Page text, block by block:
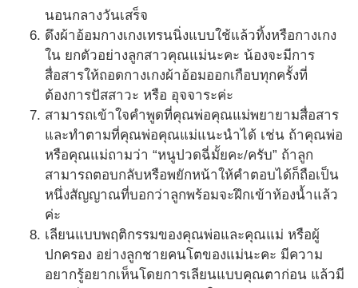
นอนกลางวันเสร็จ
ดึงผ้าอ้อมกางเกงเทรนนิ่งแบบใช้แล้วทิ้งหรือกางเกง
ใน ยกตัวอย่างลูกสาวคุณแม่นะคะ น้องจะมีการ
สื่อสารให้ถอดกางเกงผ้าอ้อมออกเกือบทุกครั้งที่
ต้องการปัสสาวะ หรือ อุจจาระค่ะ
สามารถเข้าใจคำพูดที่คุณพ่อคุณแม่พยายามสื่อสาร
และทำตามที่คุณพ่อคุณแม่แนะนำได้ เช่น ถ้าคุณพ่อ
หรือคุณแม่ถามว่า “หนูปวดฉี่มั้ยคะ/ครับ” ถ้าลูก
สามารถตอบกลับหรือพยักหน้าให้คำตอบได้ก็ถือเป็น
หนึ่งสัญญาณที่บอกว่าลูกพร้อมจะฝึกเข้าห้องน้ำแล้ว
ค่ะ
เลียนแบบพฤติกรรมของคุณพ่อและคุณแม่ หรือผู้
ปกครอง อย่างลูกชายคนโตของแม่นะคะ มีความ
อยากรู้อยากเห็นโดยการเลียนแบบคุณตาก่อน แล้วมี